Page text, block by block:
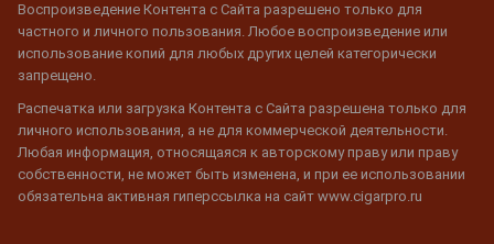
Воспроизведение Контента с Сайта разрешено только для
частного и личного пользования. Любое воспроизведение или
использование копий для любых других целей категорически
запрещено.
Распечатка или загрузка Контента с Сайта разрешена только для
личного использования, а не для коммерческой деятельности.
Любая информация, относящаяся к авторскому праву или праву
собственности, не может быть изменена, и при ее использовании
обязательна активная гиперссылка на сайт www.cigarpro.ru